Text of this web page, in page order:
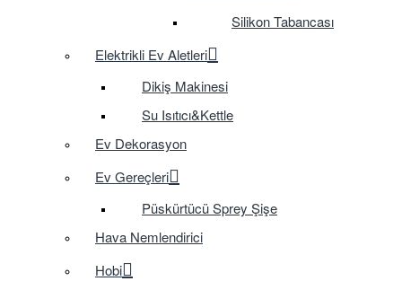
Silikon Tabancası
Elektrikli Ev Aletleri
Dikiş Makinesi
Su Isıtıcı&Kettle
Ev Dekorasyon
Ev Gereçleri
Püskürtücü Sprey Şişe
Hava Nemlendirici
Hobi